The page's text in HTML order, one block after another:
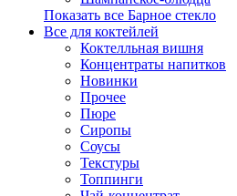
Показать все Барное стекло
Все для коктейлей
Коктелльная вишня
Концентраты напитков
Новинки
Прочее
Пюре
Сиропы
Соусы
Текстуры
Топпинги